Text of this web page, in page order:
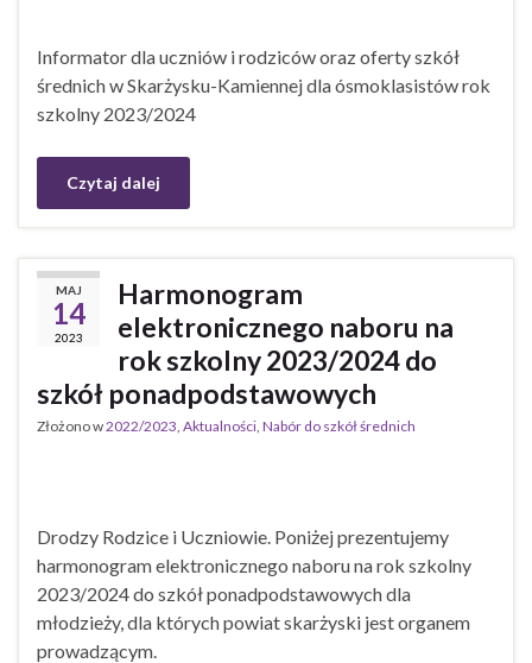
Informator dla uczniów i rodziców oraz oferty szkół
średnich w Skarżysku-Kamiennej dla ósmoklasistów rok
szkolny 2023/2024
Czytaj dalej
MAJ
14
2023
Harmonogram
elektronicznego naboru na
rok szkolny 2023/2024 do
szkół ponadpodstawowych
Złożono w2022/2023 Aktualności Nabór do szkół średnich
Drodzy Rodzice i Uczniowie. Poniżej prezentujemy
harmonogram elektronicznego naboru na rok szkolny
2023/2024 do szkół ponadpodstawowych dla
młodzieży, dla których powiat skarżyski jest organem
prowadzącym.